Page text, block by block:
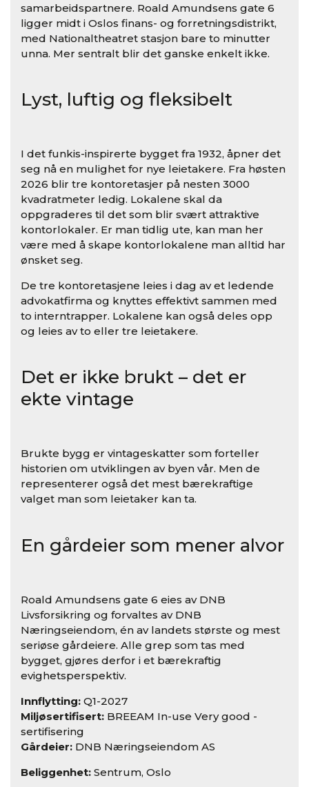
samarbeidspartnere. Roald Amundsens gate 6
ligger midt i Oslos finans- og forretningsdistrikt,
med Nationaltheatret stasjon bare to minutter
unna. Mer sentralt blir det ganske enkelt ikke.
Lyst, luftig og fleksibelt
I det funkis-inspirerte bygget fra 1932, åpner det
seg nå en mulighet for nye leietakere. Fra høsten
2026 blir tre kontoretasjer på nesten 3000
kvadratmeter ledig. Lokalene skal da
oppgraderes til det som blir svært attraktive
kontorlokaler. Er man tidlig ute, kan man her
være med å skape kontorlokalene man alltid har
ønsket seg.
De tre kontoretasjene leies i dag av et ledende
advokatfirma og knyttes effektivt sammen med
to interntrapper. Lokalene kan også deles opp
og leies av to eller tre leietakere.
Det er ikke brukt – det er
ekte vintage
Brukte bygg er vintageskatter som forteller
historien om utviklingen av byen vår. Men de
representerer også det mest bærekraftige
valget man som leietaker kan ta.
En gårdeier som mener alvor
Roald Amundsens gate 6 eies av DNB
Livsforsikring og forvaltes av DNB
Næringseiendom, én av landets største og mest
seriøse gårdeiere. Alle grep som tas med
bygget, gjøres derfor i et bærekraftig
evighetsperspektiv.
Innflytting: Q1-2027
Miljøsertifisert: BREEAM In-use Very good -
sertifisering
Gårdeier: DNB Næringseiendom AS
Beliggenhet: Sentrum, Oslo